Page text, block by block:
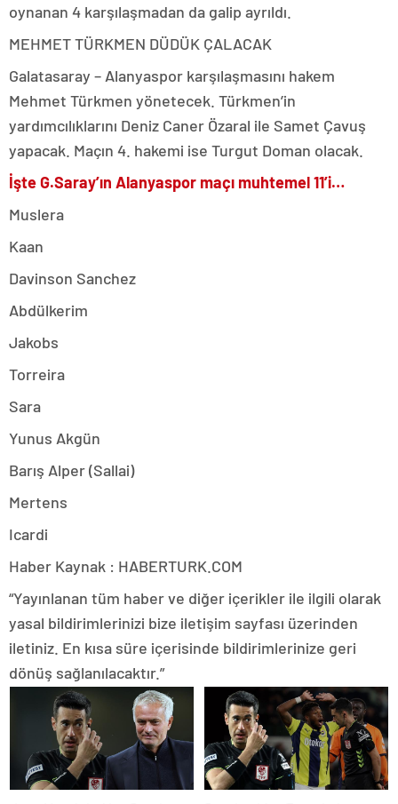
oynanan 4 karşılaşmadan da galip ayrıldı.
MEHMET TÜRKMEN DÜDÜK ÇALACAK
Galatasaray – Alanyaspor karşılaşmasını hakem
Mehmet Türkmen yönetecek. Türkmen’in
yardımcılıklarını Deniz Caner Özaral ile Samet Çavuş
yapacak. Maçın 4. hakemi ise Turgut Doman olacak.
İşte G.Saray’ın Alanyaspor maçı muhtemel 11’i…
Muslera
Kaan
Davinson Sanchez
Abdülkerim
Jakobs
Torreira
Sara
Yunus Akgün
Barış Alper (Sallai)
Mertens
Icardi
Haber Kaynak : HABERTURK.COM
“Yayınlanan tüm haber ve diğer içerikler ile ilgili olarak
yasal bildirimlerinizi bize iletişim sayfası üzerinden
iletiniz. En kısa süre içerisinde bildirimlerinize geri
dönüş sağlanılacaktır.”